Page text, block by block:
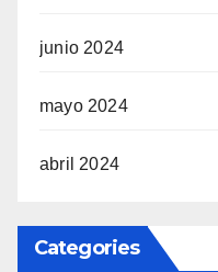
junio 2024
mayo 2024
abril 2024
Categories